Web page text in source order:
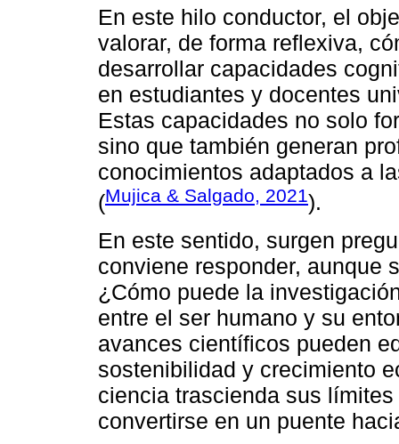
En este hilo conductor, el
valorar, de forma reflexiva,
desarrollar capacidades
en estudiantes y docentes
Estas capacidades no solo
sino que también generan
conocimientos adaptados a
(Mujica & Salgado, 2021).
En este sentido, surgen
conviene responder, aunque
¿Cómo puede la
entre el ser humano y su
avances científicos pueden
sostenibilidad y crecimiento
ciencia trascienda sus
convertirse en un puente